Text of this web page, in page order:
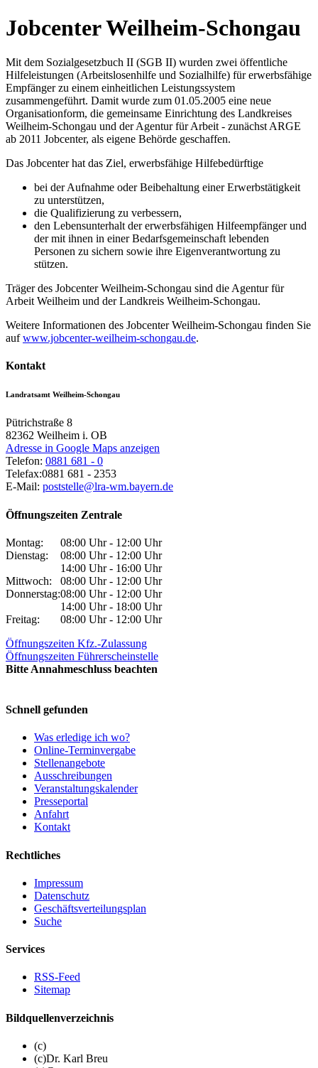
Jobcenter Weilheim-Schongau
Mit dem Sozialgesetzbuch II (SGB II) wurden zwei öffentliche
Hilfeleistungen (Arbeitslosenhilfe und Sozialhilfe) für erwerbsfähige
Empfänger zu einem einheitlichen Leistungssystem
zusammengeführt. Damit wurde zum 01.05.2005 eine neue
Organisationform, die gemeinsame Einrichtung des Landkreises
Weilheim-Schongau und der Agentur für Arbeit - zunächst ARGE
ab 2011 Jobcenter, als eigene Behörde geschaffen.
Das Jobcenter hat das Ziel, erwerbsfähige Hilfebedürftige
bei der Aufnahme oder Beibehaltung einer Erwerbstätigkeit
zu unterstützen,
die Qualifizierung zu verbessern,
den Lebensunterhalt der erwerbsfähigen Hilfeempfänger und
der mit ihnen in einer Bedarfsgemeinschaft lebenden
Personen zu sichern sowie ihre Eigenverantwortung zu
stützen.
Träger des Jobcenter Weilheim-Schongau sind die Agentur für
Arbeit Weilheim und der Landkreis Weilheim-Schongau.
Weitere Informationen des Jobcenter Weilheim-Schongau finden Sie
aufwww.jobcenter-weilheim-schongau.de.
Kontakt
Landratsamt Weilheim-Schongau
Pütrichstraße 8
82362 Weilheim i. OB
Adresse in Google Maps anzeigen
Telefon: 0881 681 - 0
Telefax:0881 681 - 2353
E-Mail: poststelle@lra-wm.bayern.de
Öffnungszeiten Zentrale
Montag:
08:00 Uhr - 12:00 Uhr
Dienstag:
08:00 Uhr - 12:00 Uhr
14:00 Uhr - 16:00 Uhr
Mittwoch:
08:00 Uhr - 12:00 Uhr
Donnerstag:08:00 Uhr - 12:00 Uhr
14:00 Uhr - 18:00 Uhr
Freitag:
08:00 Uhr - 12:00 Uhr
Öffnungszeiten Kfz.-Zulassung
Öffnungszeiten Führerscheinstelle
Bitte Annahmeschluss beachten
Schnell gefunden
Was erledige ich wo?
Online-Terminvergabe
Stellenangebote
Ausschreibungen
Veranstaltungskalender
Presseportal
Anfahrt
Kontakt
Rechtliches
Impressum
Datenschutz
Geschäftsverteilungsplan
Suche
Services
RSS-Feed
Sitemap
Bildquellenverzeichnis
(c)
(c)Dr. Karl Breu